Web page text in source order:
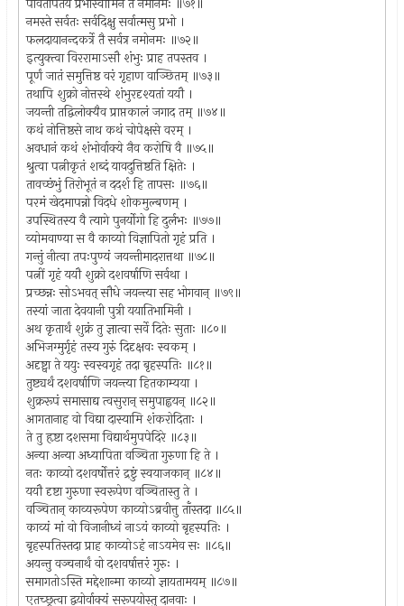
नमस्ते सर्वतः सर्वदिक्षु सर्वात्मसु प्रभो ।
फलदायानन्दकर्त्रे तै सर्वत्र नमोनमः ॥७२॥
इत्युक्त्वा विररामाऽसौ शंभुः प्राह तपस्तव ।
पूर्णं जातं समुत्तिष्ठ वरं गृहाण वाञ्छितम् ॥७३॥
तथापि शुक्रो नोत्तस्थे शंभुरदृश्यतां ययौ ।
जयन्ती तद्विलोक्यैव प्राप्तकालं जगाद तम् ॥७४॥
कथं नोत्तिष्ठसे नाथ कथं चोपेक्षसे वरम् ।
अवधानं कथं शंभोर्वाक्ये नैव करोषि वै ॥७५॥
श्रुत्वा पत्नीकृतं शब्दं यावदुत्तिष्ठति क्षितेः ।
तावच्छंभुं तिरोभूतं न ददर्श हि तापसः ॥७६॥
परमं खेदमापन्नो विदधे शोकमुल्बणम् ।
उपस्थितस्य वै त्यागे पुनर्योगो हि दुर्लभः ॥७७॥
व्योमवाण्या स वै काव्यो विज्ञापितो गृहं प्रति ।
गन्तुं नीत्वा तपःपुण्यं जयन्तीमादरात्तथा ॥७८॥
पत्नीं गृहं ययौ शुक्रो दशवर्षाणि सर्वथा ।
प्रच्छन्नः सोऽभवत् सौधे जयन्त्या सह भोगवान् ॥७९॥
तस्यां जाता देवयानी पुत्री ययातिभामिनी ।
अथ कृतार्थं शुक्रं तु ज्ञात्वा सर्वे दितेः सुताः ॥८०॥
अभिजग्मुर्गृहं तस्य गुरुं दिदृक्षवः स्वकम् ।
अदृष्ट्वा ते ययुः स्वस्वगृहं तदा बृहस्पतिः ॥८१॥
तुष्ट्यर्थं दशवर्षाणि जयन्त्या हितकाम्यया ।
शुक्ररूपं समासाद्य त्वसुरान् समुपाह्वयन् ॥८२॥
आगतानाह वो विद्या दास्यामि शंकरोदिताः ।
ते तु हृष्टा दशसमा विद्यार्थमुपपेदिरे ॥८३॥
अन्या अन्या अध्यापिता वञ्चिता गुरुणा हि ते ।
नतः काव्यो दशवर्षोत्तरं द्रष्टुं स्वयाजकान् ॥८४॥
ययौ दृष्टा गुरुणा स्वरूपेण वञ्चितास्तु ते ।
वञ्चितान् काव्यरूपेण काव्योऽब्रवीत्तु ताँस्तदा ॥८५॥
काव्यं मां वो विजानीध्वं नाऽयं काव्यो बृहस्पतिः ।
बृहस्पतिस्तदा प्राह काव्योऽहं नाऽयमेव सः ॥८६॥
अयन्तु वञ्चनार्थं वो दशवर्षात्तरं गुरुः ।
समागतोऽस्ति मद्देशान्मा काव्यो ज्ञायतामयम् ॥८७॥
एतच्छ्रुत्वा द्वयोर्वाक्यं सरूपयोस्तु दानवाः ।